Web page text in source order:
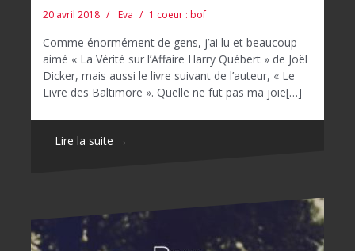
20 avril 2018 Eva 1 coeur : bof
Comme énormément de gens, j’ai lu et beaucoup
aimé « La Vérité sur l’Affaire Harry Québert » de Joël
Dicker, mais aussi le livre suivant de l’auteur, « Le
Livre des Baltimore ». Quelle ne fut pas ma joie[…]
Lire la suite →